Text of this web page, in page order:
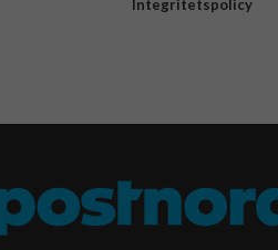
Integritetspolicy